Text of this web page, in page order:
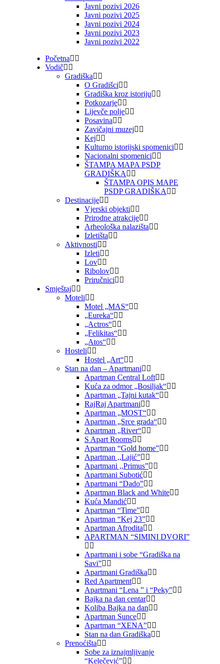
Javni pozivi 2026
Javni pozivi 2025
Javni pozivi 2024
Javni pozivi 2023
Javni pozivi 2022
Početna
Vodič
Gradiška
O Gradišci
Gradiška kroz istoriju
Potkozarje
Lijevče polje
Posavina
Zavičajni muzej
Kej
Kulturno istorijski spomenici
Nacionalni spomenici
ŠTAMPA MAPA PSDP
GRADIŠKA
ŠTAMPA OPIS MAPE
PSDP GRADIŠKA
Destinacije
Vjerski objekti
Prirodne atrakcije
Arheološka nalazišta
Izletišta
Aktivnosti
Izleti
Lov
Ribolov
Priručnici
Smještaj
Moteli
Motel „MAS“
„Eureka“
„Actros“
„Felikitas“
„Atos“
Hosteli
Hostel „Art“
Stan na dan – Apartmani
Apartman Central Loft
Kuća za odmor „Bosiljak“
Apartman „Tajni kutak“
RajRaj Apartmani
Apartman „MOST“
Apartman „Srce grada“
Apartman „River“
S Apart Rooms
Apartman “Gold home”
Apartman ,,Lajić”
Apartmani ,,Primus”
Apartmani Subotić
Apartmani “Dado”
Apartman Black and White
Kuća Mandić
Apartman “Time”
Apartman “Kej 23”
Apartman Afrodita
APARTMAN “SIMINI DVORI”
Apartmani i sobe “Gradiška na
Savi”
Apartmani Gradiška
Red Apartment
Apartmani “Lena ” i “Peky”
Bajka na dan centar
Koliba Bajka na dan
Apartman Sunce
Apartman “XENA”
Stan na dan Gradiška
Prenoćišta
Sobe za iznajmljivanje
“Kelečević”